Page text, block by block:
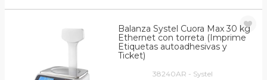
Balanza Systel Cuora Max 30 kg
Ethernet con torreta (Imprime
Etiquetas autoadhesivas y
Ticket)
38240AR - Systel